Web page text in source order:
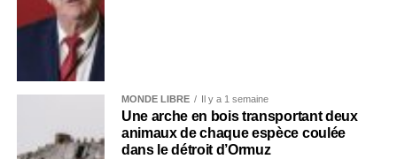
MONDE LIBRE Il y a 1 semaine
Une arche en bois transportant deux
animaux de chaque espèce coulée
dans le détroit d’Ormuz